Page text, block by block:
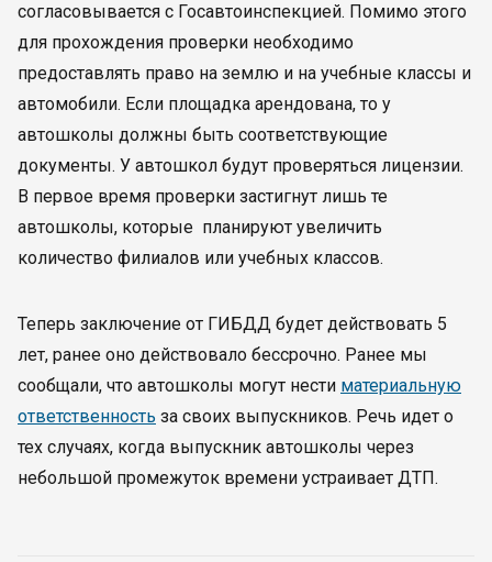
согласовывается с Госавтоинспекцией. Помимо этого
для прохождения проверки необходимо
предоставлять право на землю и на учебные классы и
автомобили. Если площадка арендована, то у
автошколы должны быть соответствующие
документы. У автошкол будут проверяться лицензии.
В первое время проверки застигнут лишь те
автошколы, которые планируют увеличить
количество филиалов или учебных классов.
Теперь заключение от ГИБДД будет действовать 5
лет, ранее оно действовало бессрочно. Ранее мы
сообщали, что автошколы могут нести материальную
ответственность за своих выпускников. Речь идет о
тех случаях, когда выпускник автошколы через
небольшой промежуток времени устраивает ДТП.